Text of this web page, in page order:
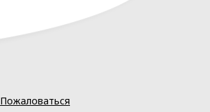
Пожаловаться